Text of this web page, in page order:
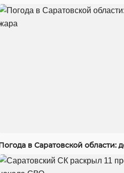
в Саратовской области: